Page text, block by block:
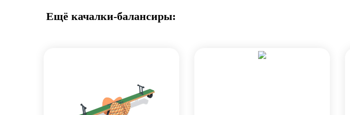
Ещё качалки-балансиры: